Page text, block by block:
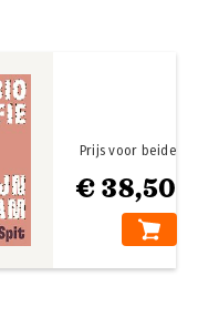
€ 38,50
Prijs voor beide